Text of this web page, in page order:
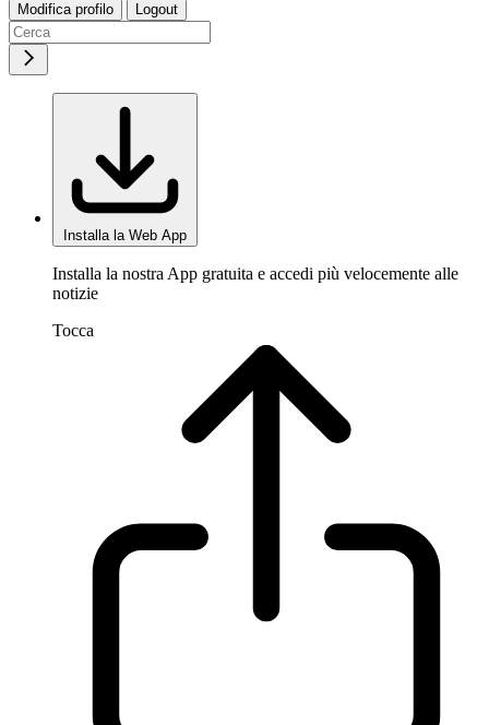
Modifica profilo Logout
Installa la Web App
Installa la nostra App gratuita e accedi più velocemente alle
notizie
Tocca